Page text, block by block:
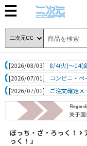
[2026/08/03]
8/4(火)～14(
[2026/07/01]
コンビニ・ペ
[2026/07/01]
ご注文確定メ
ぼっち・ざ・ろっく！
っく！」